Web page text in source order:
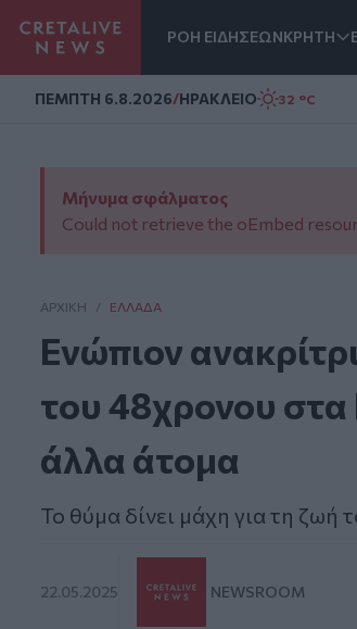
ΡΟΗ ΕΙΔΗΣΕΩΝΚΡΗΤΗ
ΠΕΜΠΤΗ 6.8.2026/ΗΡΑΚΛΕΙΟ 32 °C
Μήνυμα σφάλματος
Could not retrieve the oEmbed
ΑΡΧΙΚΗ / ΕΛΛΆΔΑ
Ενώπιον
του 48χρονου στα
άλλα άτομα
Το θύμα δίνει μάχη για τη
22.05.2025 NEWSROOM